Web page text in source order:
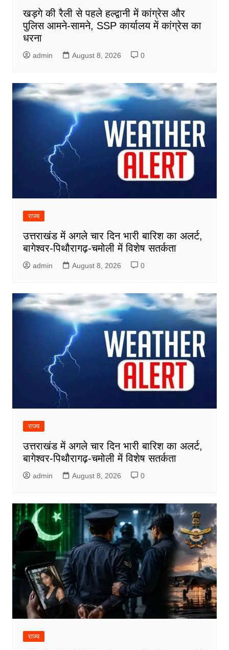
खड़गे की रैली से पहले हल्द्वानी में कांग्रेस और
पुलिस आमने-सामने, SSP कार्यालय में कांग्रेस का
धरना
admin August 8, 2026 0
राज्य
उत्तराखंड में अगले चार दिन भारी बारिश का अलर्ट,
बागेश्वर-पिथौरागढ़-चमोली में विशेष सतर्कता
admin August 8, 2026 0
राज्य
उत्तराखंड में अगले चार दिन भारी बारिश का अलर्ट,
बागेश्वर-पिथौरागढ़-चमोली में विशेष सतर्कता
admin August 8, 2026 0
राज्य